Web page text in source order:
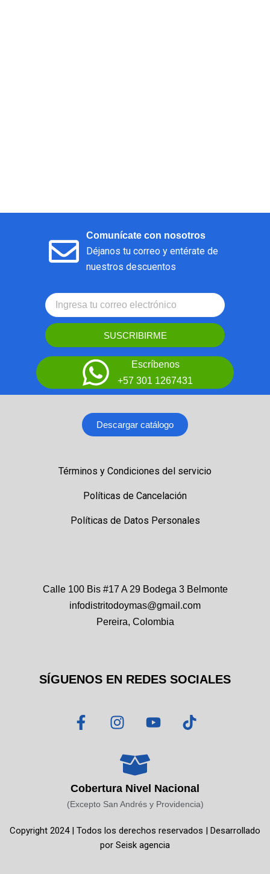
Comunícate con nosotros
Déjanos tu correo y entérate de
nuestros descuentos
SUSCRIBIRME
Escríbenos
+57 301 1267431
Descargar catálogo
Términos y Condiciones del servicio
Políticas de Cancelación
Políticas de Datos Personales
Calle 100 Bis #17 A 29 Bodega 3 Belmonte
infodistritodoymas@gmail.com
Pereira, Colombia
SÍGUENOS EN REDES SOCIALES
F
a
o
o
-
I
n
t
a
g
r
m
Y
o
b
e
T
i
k
Cobertura Nivel Nacional
(Excepto San Andrés y Providencia)
Copyright 2024 | Todos los derechos reservados | Desarrollado
por Seisk agencia